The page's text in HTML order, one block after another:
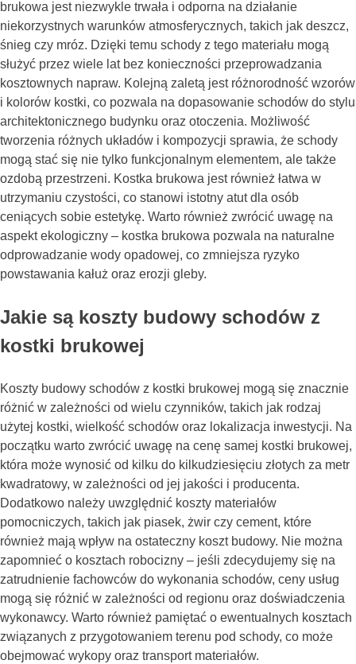
brukowa jest niezwykle trwała i odporna na działanie
niekorzystnych warunków atmosferycznych, takich jak deszcz,
śnieg czy mróz. Dzięki temu schody z tego materiału mogą
służyć przez wiele lat bez konieczności przeprowadzania
kosztownych napraw. Kolejną zaletą jest różnorodność wzorów
i kolorów kostki, co pozwala na dopasowanie schodów do stylu
architektonicznego budynku oraz otoczenia. Możliwość
tworzenia różnych układów i kompozycji sprawia, że schody
mogą stać się nie tylko funkcjonalnym elementem, ale także
ozdobą przestrzeni. Kostka brukowa jest również łatwa w
utrzymaniu czystości, co stanowi istotny atut dla osób
ceniących sobie estetykę. Warto również zwrócić uwagę na
aspekt ekologiczny – kostka brukowa pozwala na naturalne
odprowadzanie wody opadowej, co zmniejsza ryzyko
powstawania kałuż oraz erozji gleby.
Jakie są koszty budowy schodów z
kostki brukowej
Koszty budowy schodów z kostki brukowej mogą się znacznie
różnić w zależności od wielu czynników, takich jak rodzaj
użytej kostki, wielkość schodów oraz lokalizacja inwestycji. Na
początku warto zwrócić uwagę na cenę samej kostki brukowej,
która może wynosić od kilku do kilkudziesięciu złotych za metr
kwadratowy, w zależności od jej jakości i producenta.
Dodatkowo należy uwzględnić koszty materiałów
pomocniczych, takich jak piasek, żwir czy cement, które
również mają wpływ na ostateczny koszt budowy. Nie można
zapomnieć o kosztach robocizny – jeśli zdecydujemy się na
zatrudnienie fachowców do wykonania schodów, ceny usług
mogą się różnić w zależności od regionu oraz doświadczenia
wykonawcy. Warto również pamiętać o ewentualnych kosztach
związanych z przygotowaniem terenu pod schody, co może
obejmować wykopy oraz transport materiałów.